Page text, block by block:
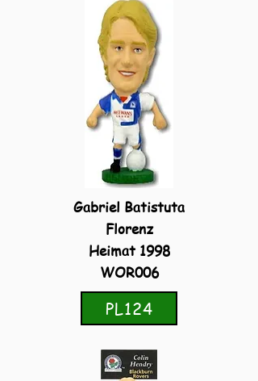
Gabriel Batistuta
Florenz
Heimat 1998
WOR006
PL124